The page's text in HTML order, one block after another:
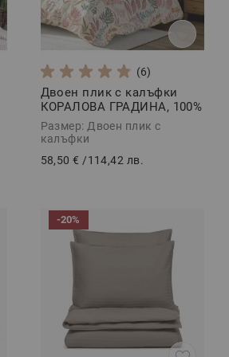
(6)
Двоен плик с калъфки
КОРАЛОВА ГРАДИНА, 100%
памучен сатен, 3 части
Размер: Двоен плик с
калъфки
58,50 € /114,42 лв.
-20%